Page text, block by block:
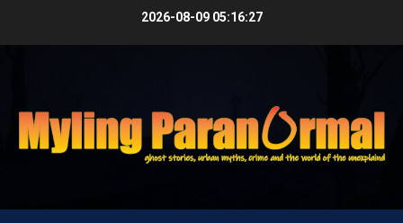
2026-08-09 05:16:27